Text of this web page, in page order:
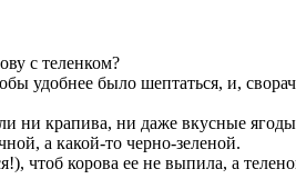
с теленком?
удобнее было шептаться, и,
ни крапива, ни даже вкусные
а какой-то черно-зеленой.
чтоб корова ее не выпила, а